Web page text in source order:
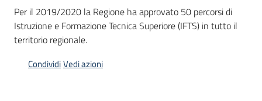
Servizi
Per il 2019/2020 la Regione ha approvato 50 percorsi di
Istruzione e Formazione Tecnica Superiore (IFTS) in tutto il
territorio regionale.
CondividiVedi azioni